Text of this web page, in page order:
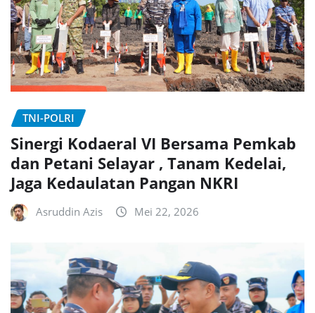
TNI-POLRI
Sinergi Kodaeral VI Bersama Pemkab
dan Petani Selayar , Tanam Kedelai,
Jaga Kedaulatan Pangan NKRI
Asruddin Azis Mei 22, 2026